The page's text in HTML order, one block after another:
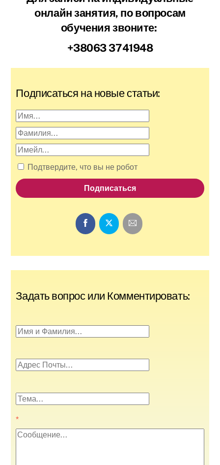
онлайн занятия, по вопросам
обучения звоните:
+38063 3741948
Подписаться на новые статьи:
First
name
Last
name
Email
Подтвердите, что вы не робот
Подписаться
Задать вопрос или Комментировать:
*